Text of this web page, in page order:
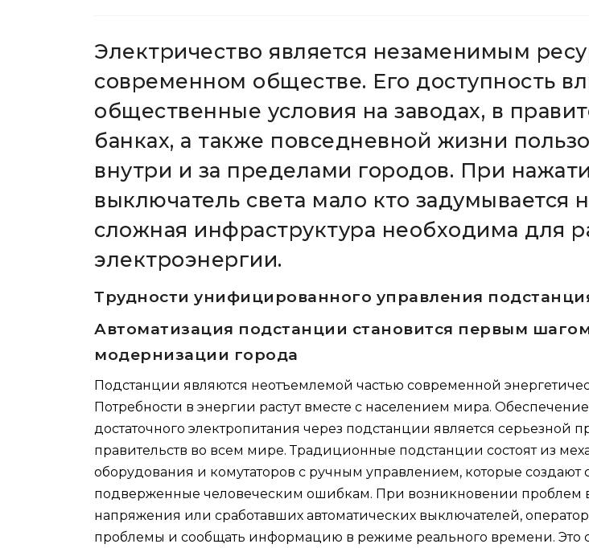
Электричество является незаменимым
современном обществе. Его доступность
общественные условия на заводах, в
банках, а также повседневной жизни
внутри и за пределами городов. При
выключатель света мало кто задумывается
сложная инфраструктура необходима для
электроэнергии.
Трудности унифицированного управления
Автоматизация подстанции становится первым
модернизации города
Подстанции являются неотъемлемой частью современной
Потребности в энергии растут вместе с населением мира.
достаточного электропитания через подстанции является серьезной
правительств во всем мире. Традиционные подстанции состоят из
оборудования и комутаторов с ручным управлением, которые создают
подверженные человеческим ошибкам. При возникновении проблем
напряжения или сработавших автоматических выключателей,
проблемы и сообщать информацию в режиме реального времени. Это